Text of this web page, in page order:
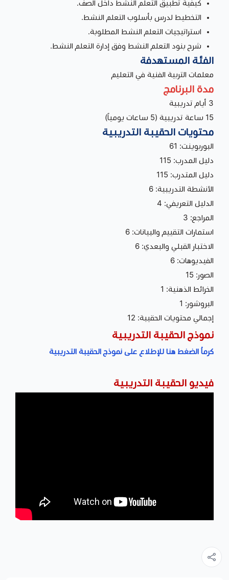
كيفية تطبيق التعلم النشط داخل الصف.
التخطيط لدرس بأسلوب التعلم النشط.
استراتيجيات التعلم النشط المطلوبة.
شرح بنود التعلم النشط وفق إدارة التعلم النشط.
الفئة المستهدفة
معلمات التربية الفنية في التعليم
مدة البرنامج
3 أيام تدريبية
15 ساعة تدريبية (5 ساعات يومياً)
محتويات الحقيبة التدريبية
البوربوينت: 61
دليل المدرب: 115
دليل المتدرب: 115
الأنشطة التدريبية: 6
الدليل التعريفي: 4
المراجع: 3
استمارات التقييم والبيانات: 6
الاختبار القبلي والبعدي: 6
الفيديوهات: 6
الصور: 15
الخرائط الذهنية: 1
البروشور: 1
إجمالي محتويات الحقيبة: 12
نموذج الحقيبة التدريبية
كرماُ الضغط هنا للإطلاع على نموذج الحقيبة التدريبية
فيديو الحقيبة التدريبية